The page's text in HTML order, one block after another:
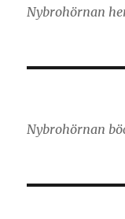
Nybrohörnan
Nybrohörnan